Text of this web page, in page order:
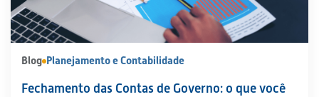
Blog Planejamento e Contabilidade
Fechamento das Contas de Governo: o que você